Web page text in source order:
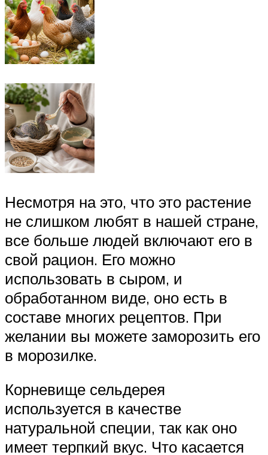
Несмотря на это, что это растение
не слишком любят в нашей стране,
все больше людей включают его в
свой рацион. Его можно
использовать в сыром, и
обработанном виде, оно есть в
составе многих рецептов. При
желании вы можете заморозить его
в морозилке.
Корневище сельдерея
используется в качестве
натуральной специи, так как оно
имеет терпкий вкус. Что касается